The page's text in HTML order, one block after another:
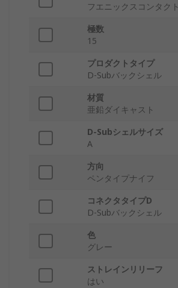
フエニックスコンタクト
極数
15
プロダクトタイプ
D-Subバックシェル
材質
亜鉛ダイキャスト
D-Subシェルサイズ
A
方向
ペンタイプナイフ
コネクタタイプD
D-Subバックシェル
色
グレー
ストレインリリーフ
はい